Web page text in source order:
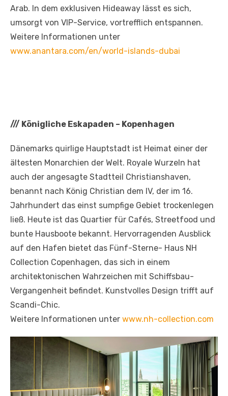
Arab. In dem exklusiven Hideaway lässt es sich,
umsorgt von VIP-Service, vortrefflich entspannen.
Weitere Informationen unter
www.anantara.com/en/world-islands-dubai
/// Königliche Eskapaden – Kopenhagen
Dänemarks quirlige Hauptstadt ist Heimat einer der
ältesten Monarchien der Welt. Royale Wurzeln hat
auch der angesagte Stadtteil Christianshaven,
benannt nach König Christian dem IV, der im 16.
Jahrhundert das einst sumpfige Gebiet trockenlegen
ließ. Heute ist das Quartier für Cafés, Streetfood und
bunte Hausboote bekannt. Hervorragenden Ausblick
auf den Hafen bietet das Fünf-Sterne- Haus NH
Collection Copenhagen, das sich in einem
architektonischen Wahrzeichen mit Schiffsbau-
Vergangenheit befindet. Kunstvolles Design trifft auf
Scandi-Chic.
Weitere Informationen unter www.nh-collection.com